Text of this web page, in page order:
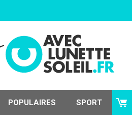
POPULAIRES SPORT